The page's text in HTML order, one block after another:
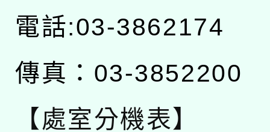
電話:03-3862174
傳真：03-3852200
【處室分機表】